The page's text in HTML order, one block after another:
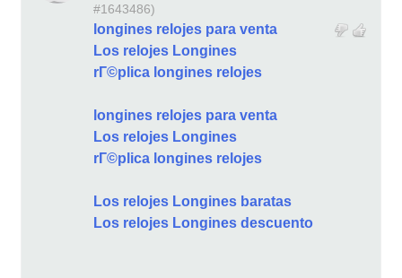
#1643486)
longines relojes para venta
Los relojes Longines
rГ©plica longines relojes
longines relojes para venta
Los relojes Longines
rГ©plica longines relojes
Los relojes Longines baratas
Los relojes Longines descuento